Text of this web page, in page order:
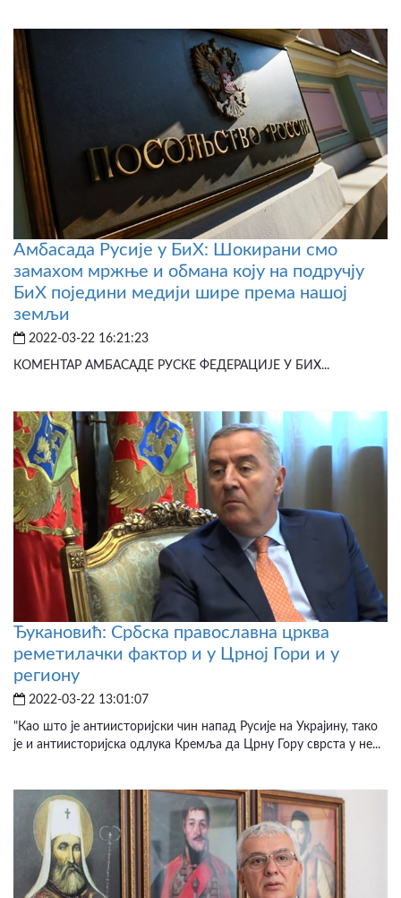
Амбасада Русије у БиХ: Шокирани смо
замахом мржње и обмана коју на подручју
БиХ поједини медији шире према нашој
земљи
2022-03-22 16:21:23
КОМЕНТАР АМБАСАДЕ РУСКЕ ФЕДЕРАЦИЈЕ У БИХ...
Ђукановић: Србска православна црква
реметилачки фактор и у Црној Гори и у
региону
2022-03-22 13:01:07
"Као што је антиисторијски чин напад Русије на Украјину, тако
је и антиисторијска одлука Кремља да Црну Гору сврста у не...